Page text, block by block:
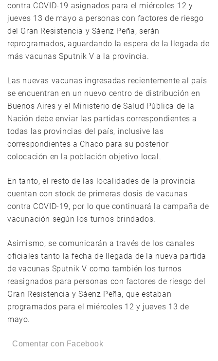
contra COVID-19 asignados para el miércoles 12 y
jueves 13 de mayo a personas con factores de riesgo
del Gran Resistencia y Sáenz Peña, serán
reprogramados, aguardando la espera de la llegada de
más vacunas Sputnik V a la provincia.
Las nuevas vacunas ingresadas recientemente al país
se encuentran en un nuevo centro de distribución en
Buenos Aires y el Ministerio de Salud Pública de la
Nación debe enviar las partidas correspondientes a
todas las provincias del país, inclusive las
correspondientes a Chaco para su posterior
colocación en la población objetivo local.
En tanto, el resto de las localidades de la provincia
cuentan con stock de primeras dosis de vacunas
contra COVID-19, por lo que continuará la campaña de
vacunación según los turnos brindados.
Asimismo, se comunicarán a través de los canales
oficiales tanto la fecha de llegada de la nueva partida
de vacunas Sputnik V como también los turnos
reasignados para personas con factores de riesgo del
Gran Resistencia y Sáenz Peña, que estaban
programados para el miércoles 12 y jueves 13 de
mayo.
Comentar con Facebook